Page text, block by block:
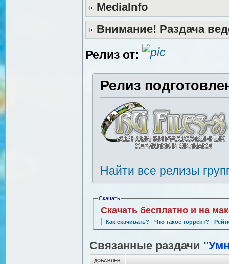
MediaInfo
Внимание! Раздача
Релиз от:
Релиз
Найти все релизы
Скачать
Скачать бесплатно и на
Как скачивать? · Что такое торрент? ·
Связанные раздачи "
ДОБАВЛЕН